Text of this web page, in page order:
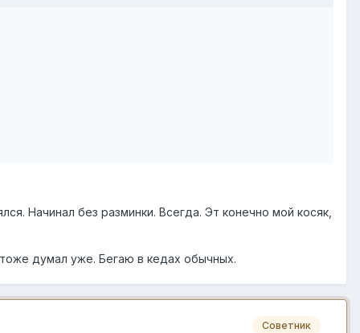
Начинал без разминки. Всегда. Эт конечно мой косяк,
думал уже. Бегаю в кедах обычных.
Советник